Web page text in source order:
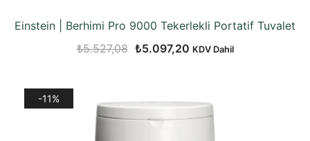
Einstein | Berhimi Pro 9000 Tekerlekli Portatif Tuvalet
₺5.527,08 Orijinal
₺5.097,20Şu
₺5.097,20.
KDV Dahil
-11%